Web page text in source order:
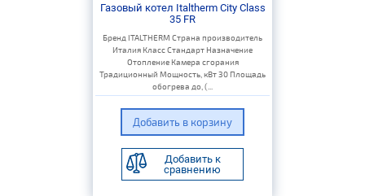
Газовый котел Italtherm City Class
35 FR
Бренд ITALTHERM Страна производитель
Италия Класс Стандарт Назначение
Отопление Камера сгорания
Традиционный Мощность, кВт 30 Площадь
обогрева до, (...
Добавить к
сравнению